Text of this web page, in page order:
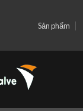
Sản phẩm